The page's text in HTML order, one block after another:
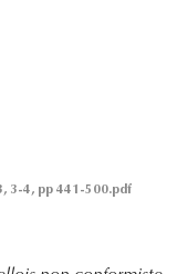
3-4, pp 441-500.pdf